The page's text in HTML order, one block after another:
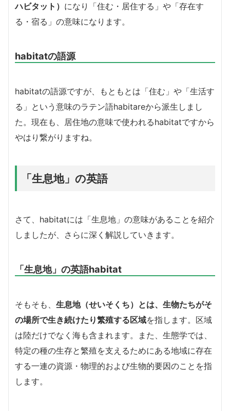
ハビタット） になり「住む・居住する」や「存在す
る・宿る」の意味になります。
habitatの語源
habitatの語源ですが、もともとは「住む」や「生活す
る」という意味のラテン語habitareから派生しまし
た。現在も、居住地の意味で使われるhabitatですから
やはり繋がりますね。
「生息地」の英語
さて、habitatには「生息地」の意味があることを紹介
しましたが、さらに深く解説していきます。
「生息地」の英語habitat
そもそも、 生息地（せいそくち）とは、生物たちがそ
の場所で生き続けたり繁殖する区域を指します。区域
は陸だけでなく海も含まれます。また、生態学では、
特定の種の生存と繁殖を支えるためにある地域に存在
する一連の資源・物理的および生物的要因のことを指
します。